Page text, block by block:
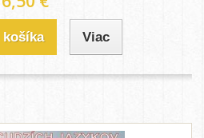
Viac